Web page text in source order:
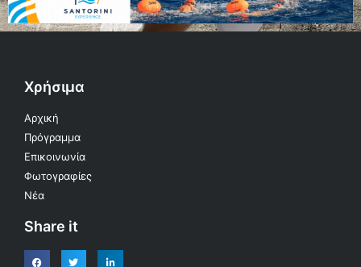
Χρήσιμα
Αρχική
Πρόγραμμα
Επικοινωνία
Φωτογραφίες
Νέα
Share it